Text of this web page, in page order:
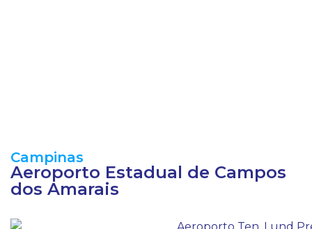
Campinas
Aeroporto Estadual de Campos
dos Amarais